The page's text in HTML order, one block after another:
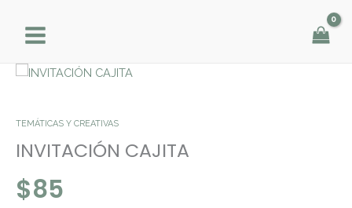
contenido
TEMÁTICAS Y CREATIVAS
INVITACIÓN CAJITA
$85
INVITACIÓN